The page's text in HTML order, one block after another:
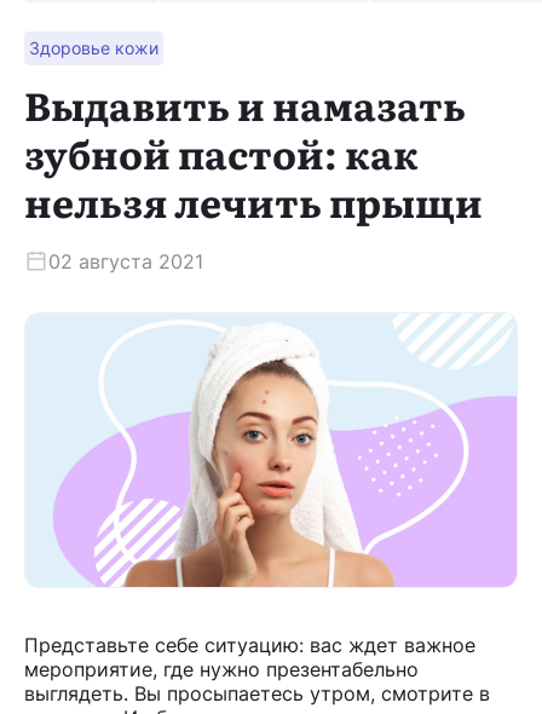
Здоровье кожи
Выдавить и намазать
зубной пастой: как
нельзя лечить прыщи
02 августа 2021
Представьте себе ситуацию: вас ждет важное
мероприятие, где нужно презентабельно
выглядеть. Вы просыпаетесь утром, смотрите в